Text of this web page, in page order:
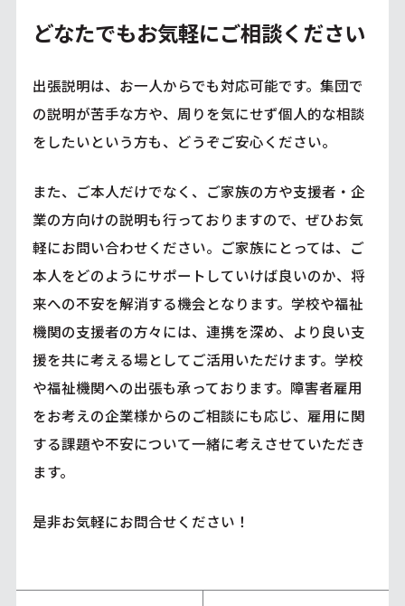
どなたでもお気軽にご相談ください
出張説明は、お一人からでも対応可能です。集団で
の説明が苦手な方や、周りを気にせず個人的な相談
をしたいという方も、どうぞご安心ください。
また、ご本人だけでなく、ご家族の方や支援者・企
業の方向けの説明も行っておりますので、ぜひお気
軽にお問い合わせください。ご家族にとっては、ご
本人をどのようにサポートしていけば良いのか、将
来への不安を解消する機会となります。学校や福祉
機関の支援者の方々には、連携を深め、より良い支
援を共に考える場としてご活用いただけます。学校
や福祉機関への出張も承っております。障害者雇用
をお考えの企業様からのご相談にも応じ、雇用に関
する課題や不安について一緒に考えさせていただき
ます。
是非お気軽にお問合せください！